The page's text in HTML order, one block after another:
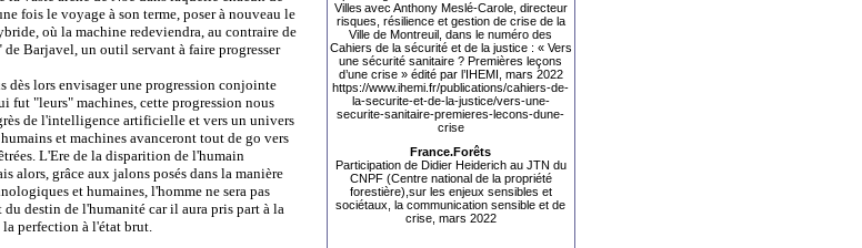
fois le voyage à son terme, poser à nouveau le
où la machine redeviendra, au contraire de
Barjavel, un outil servant à faire progresser
dès lors envisager une progression conjointe
fut "leurs" machines, cette progression nous
de l'intelligence artificielle et vers un univers
et machines avanceront tout de go vers
L'Ere de la disparition de l'humain
alors, grâce aux jalons posés dans la manière
et humaines, l'homme ne sera pas
du destin de l'humanité car il aura pris part à la
perfection à l'état brut.
Villes avec Anthony Meslé-Carole, directeur
risques, résilience et gestion de crise de la
Ville de Montreuil, dans le numéro des
Cahiers de la sécurité et de la justice : « Vers
une sécurité sanitaire ? Premières leçons
d’une crise » édité par l’IHEMI, mars 2022
https://www.ihemi.fr/publications/cahiers-de-
la-securite-et-de-la-justice/vers-une-
securite-sanitaire-premieres-lecons-dune-
crise
France.Forêts
Participation de Didier Heiderich au JTN du
CNPF (Centre national de la propriété
forestière),sur les enjeux sensibles et
sociétaux, la communication sensible et de
crise, mars 2022